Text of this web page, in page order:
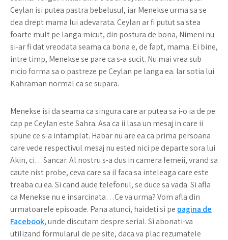
Ceylan isi putea pastra bebelusul, iar Menekse urma sa se
dea drept mama lui adevarata. Ceylan ar fi putut sa stea
foarte mult pe langa micut, din postura de bona, Nimeni nu
si-ar fi dat vreodata seama ca bona e, de fapt, mama. Ei bine,
intre timp, Menekse se pare ca s-a sucit. Nu mai vrea sub
nicio forma sa o pastreze pe Ceylan pe langa ea. Iar sotia lui
Kahraman normal ca se supara.
Menekse isi da seama ca singura care ar putea sa i-o ia de pe
cap pe Ceylan este Sahra. Asa ca ii lasa un mesaj in care ii
spune ce s-a intamplat. Habar nu are ea ca prima persoana
care vede respectivul mesaj nu ested nici pe departe sora lui
Akin, ci…Sancar. Al nostru s-a dus in camera femeii, vrand sa
caute nist probe, ceva care sa il faca sa inteleaga care este
treaba cu ea. Si cand aude telefonul, se duce sa vada. Si afla
ca Menekse nu e insarcinata…Ce va urma? Vom afla din
urmatoarele episoade. Pana atunci, haideti si pe pagina de
Facebook, unde discutam despre serial. Si abonati-va
utilizand formularul de pe site, daca va plac rezumatele